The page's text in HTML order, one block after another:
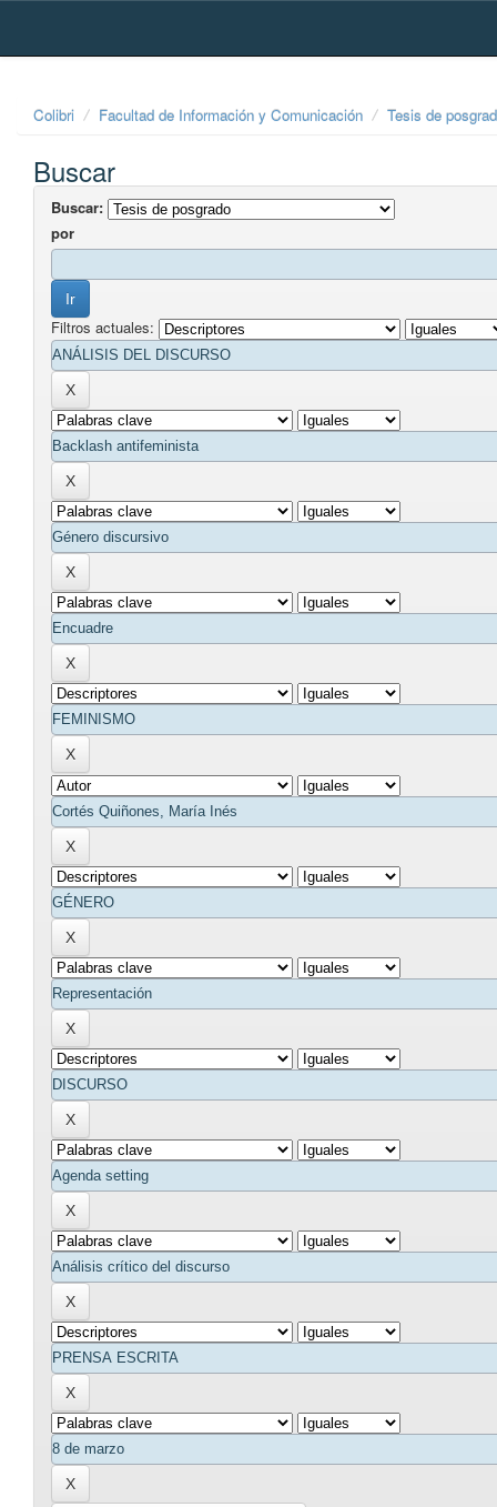
Skip
Colibri Facultad de Información y Comunicación Tesis de
Buscar
Buscar:
por
Filtros actuales: